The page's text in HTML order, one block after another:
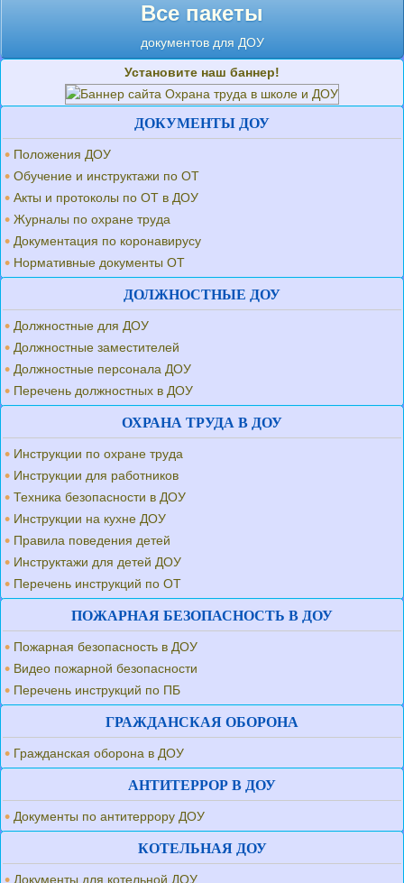
Все пакеты
документов для ДОУ
Установите наш баннер!
ДОКУМЕНТЫ ДОУ
Положения ДОУ
Обучение и инструктажи по ОТ
Акты и протоколы по ОТ в ДОУ
Журналы по охране труда
Документация по коронавирусу
Нормативные документы ОТ
ДОЛЖНОСТНЫЕ ДОУ
Должностные для ДОУ
Должностные заместителей
Должностные персонала ДОУ
Перечень должностных в ДОУ
ОХРАНА ТРУДА В ДОУ
Инструкции по охране труда
Инструкции для работников
Техника безопасности в ДОУ
Инструкции на кухне ДОУ
Правила поведения детей
Инструктажи для детей ДОУ
Перечень инструкций по ОТ
ПОЖАРНАЯ БЕЗОПАСНОСТЬ В ДОУ
Пожарная безопасность в ДОУ
Видео пожарной безопасности
Перечень инструкций по ПБ
ГРАЖДАНСКАЯ ОБОРОНА
Гражданская оборона в ДОУ
АНТИТЕРРОР В ДОУ
Документы по антитеррору ДОУ
КОТЕЛЬНАЯ ДОУ
Документы для котельной ДОУ